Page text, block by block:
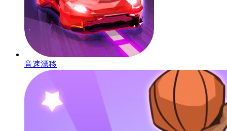
音速漂移